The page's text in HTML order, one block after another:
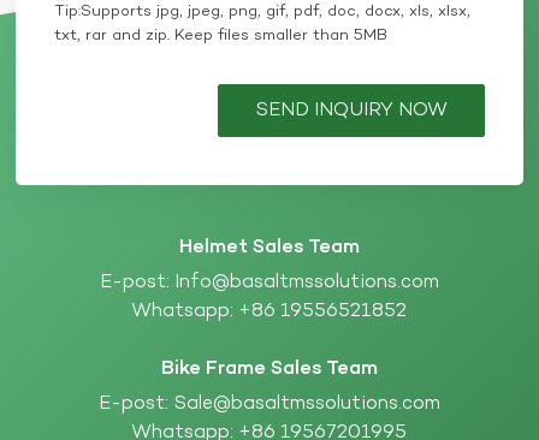
Tip:Supports jpg, jpeg, png, gif, pdf, doc, docx, xls, xlsx,
txt, rar and zip. Keep files smaller than 5MB
SEND INQUIRY NOW
Helmet Sales Team
E-post: Info@basaltmssolutions.com
Whatsapp: +86 19556521852
Bike Frame Sales Team
E-post: Sale@basaltmssolutions.com
Whatsapp: +86 19567201995